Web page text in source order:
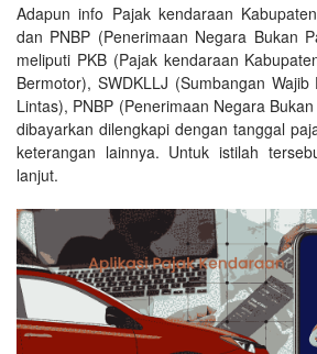
Adapun info Pajak kendaraan
dan PNBP (Penerimaan Negara Bukan
meliputi PKB (Pajak kendaraan
Bermotor), SWDKLLJ (Sumbangan
Lintas), PNBP (Penerimaan Negara
dibayarkan dilengkapi dengan tanggal
keterangan lainnya. Untuk istilah
lanjut.